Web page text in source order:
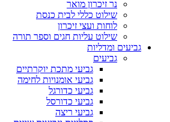
נר זיכרון מואר
שילוט כללי לבית כנסת
לוחות ועצי זיכרון
שילוט עליות חגים וספר תורה
גביעים ומדליות
גביעים
גביעי מתכת יוקרתיים
גביעי אומנויות לחימה
גביעי כדורגל
גביעי כדורסל
גביעי ריצה